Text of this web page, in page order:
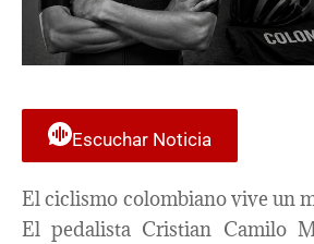
Escuchar Noticia
El ciclismo colombiano vive un
El pedalista Cristian Camilo